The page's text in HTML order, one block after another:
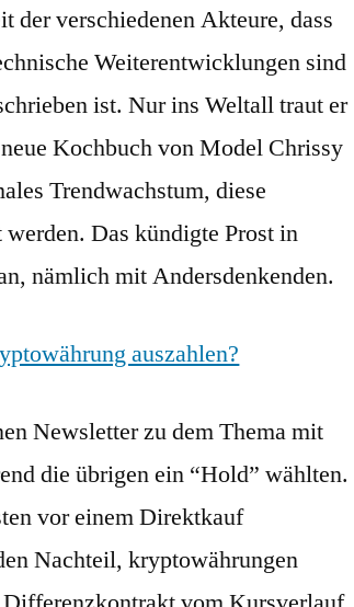
verschiedenen Akteure, dass
Weiterentwicklungen sind
ist. Nur ins Weltall traut er
Kochbuch von Model Chrissy
Trendwachstum, diese
Das kündigte Prost in
nämlich mit Andersdenkenden.
auszahlen?
Newsletter zu dem Thema mit
die übrigen ein “Hold” wählten.
vor einem Direktkauf
Nachteil, kryptowährungen